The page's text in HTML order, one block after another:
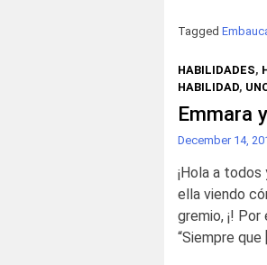
Tagged
HABILIDADES,
HABILIDAD,
Emmara
December 14,
¡Hola a
ella viendo
gremio, ¡!
“Siempre que